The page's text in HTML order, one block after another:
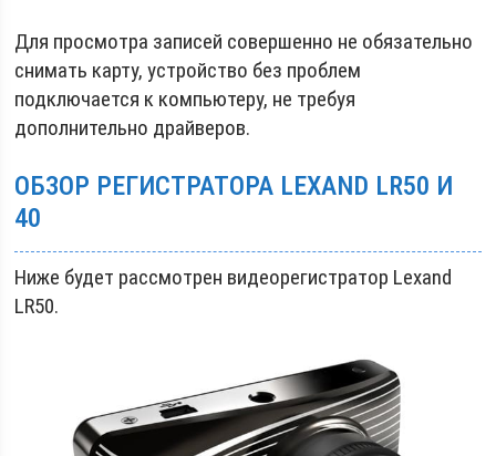
Для просмотра записей совершенно не обязательно
снимать карту, устройство без проблем
подключается к компьютеру, не требуя
дополнительно драйверов.
ОБЗОР РЕГИСТРАТОРА LEXAND LR50 И
40
Ниже будет рассмотрен видеорегистратор Lexand
LR50.